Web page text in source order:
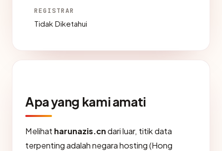
REGISTRAR
Tidak Diketahui
Apa yang kami amati
Melihat harunazis.cndari luar, titik data
terpenting adalah negara hosting (Hong